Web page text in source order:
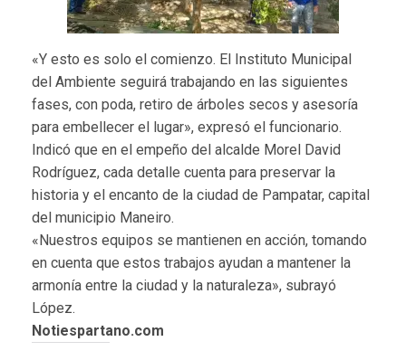
«Y esto es solo el comienzo. El Instituto Municipal
del Ambiente seguirá trabajando en las siguientes
fases, con poda, retiro de árboles secos y asesoría
para embellecer el lugar», expresó el funcionario.
Indicó que en el empeño del alcalde Morel David
Rodríguez, cada detalle cuenta para preservar la
historia y el encanto de la ciudad de Pampatar, capital
del municipio Maneiro.
«Nuestros equipos se mantienen en acción, tomando
en cuenta que estos trabajos ayudan a mantener la
armonía entre la ciudad y la naturaleza», subrayó
López.
Notiespartano.com